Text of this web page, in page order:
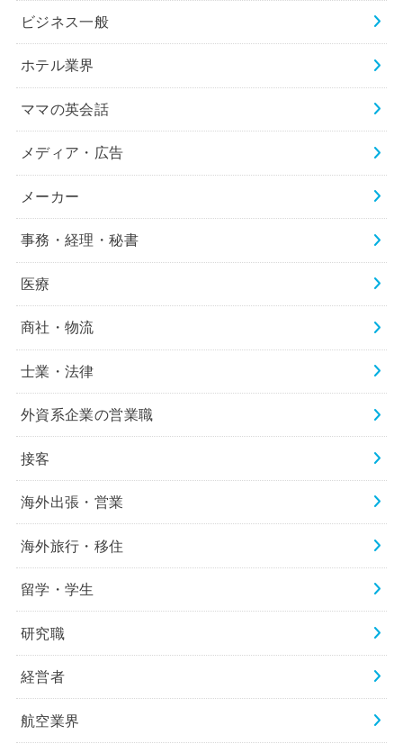
ビジネス一般
ホテル業界
ママの英会話
メディア・広告
メーカー
事務・経理・秘書
医療
商社・物流
士業・法律
外資系企業の営業職
接客
海外出張・営業
海外旅行・移住
留学・学生
研究職
経営者
航空業界